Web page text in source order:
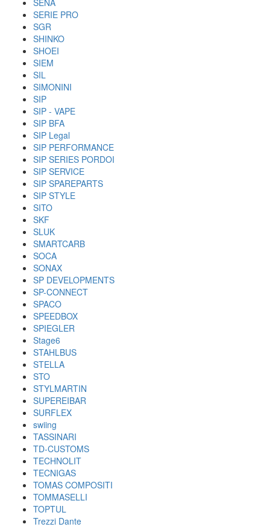
SENA
SERIE PRO
SGR
SHINKO
SHOEI
SIEM
SIL
SIMONINI
SIP
SIP - VAPE
SIP BFA
SIP Legal
SIP PERFORMANCE
SIP SERIES PORDOI
SIP SERVICE
SIP SPAREPARTS
SIP STYLE
SITO
SKF
SLUK
SMARTCARB
SOCA
SONAX
SP DEVELOPMENTS
SP-CONNECT
SPACO
SPEEDBOX
SPIEGLER
Stage6
STAHLBUS
STELLA
STO
STYLMARTIN
SUPEREIBAR
SURFLEX
swiing
TASSINARI
TD-CUSTOMS
TECHNOLIT
TECNIGAS
TOMAS COMPOSITI
TOMMASELLI
TOPTUL
Trezzi Dante